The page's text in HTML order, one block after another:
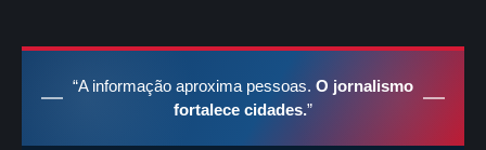
“A informação aproxima pessoas. O jornalismo
fortalece cidades.”